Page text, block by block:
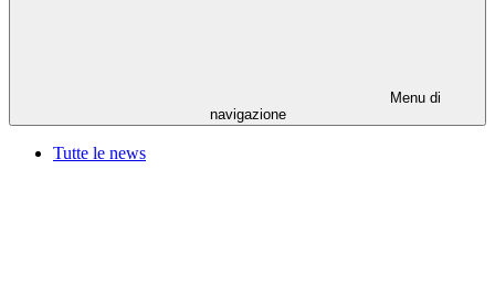
Menu di
navigazione
Tutte le news